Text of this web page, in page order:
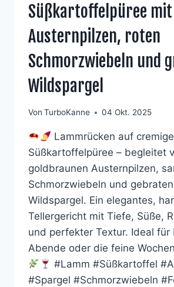
Süßkartoffelpüree mit
Austernpilzen, roten
Schmorzwiebeln und
Wildspargel
Von TurboKanne 04 Okt. 2025
Lammrücken auf
Süßkartoffelpüree – begleitet
goldbraunen Austernpilzen,
Schmorzwiebeln und
Wildspargel. Ein elegantes,
Tellergericht mit Tiefe, Süße,
und perfekter Textur. Ideal für
Abende oder die feine
#Lamm #Süßkartoffel
#Spargel #Schmorzwiebeln